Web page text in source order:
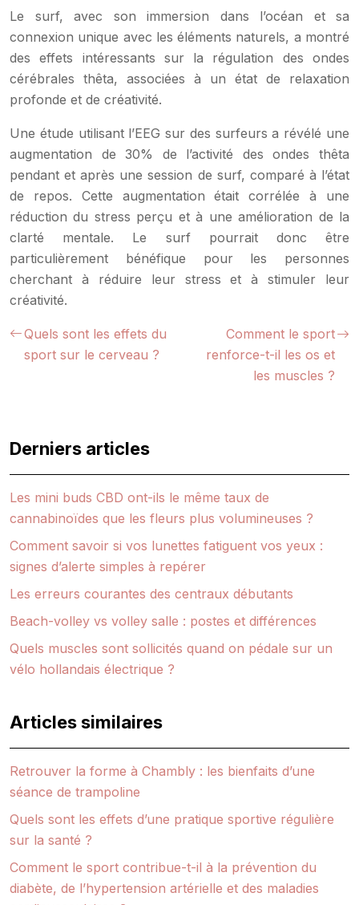
Le surf, avec son immersion dans l’océan et sa
connexion unique avec les éléments naturels, a montré
des effets intéressants sur la régulation des ondes
cérébrales thêta, associées à un état de relaxation
profonde et de créativité.
Une étude utilisant l’EEG sur des surfeurs a révélé une
augmentation de 30% de l’activité des ondes thêta
pendant et après une session de surf, comparé à l’état
de repos. Cette augmentation était corrélée à une
réduction du stress perçu et à une amélioration de la
clarté mentale. Le surf pourrait donc être
particulièrement bénéfique pour les personnes
cherchant à réduire leur stress et à stimuler leur
créativité.
Quels sont les effets du
sport sur le cerveau ?
Comment le sport
renforce-t-il les os et
les muscles ?
Derniers articles
Les mini buds CBD ont-ils le même taux de
cannabinoïdes que les fleurs plus volumineuses ?
Comment savoir si vos lunettes fatiguent vos yeux :
signes d’alerte simples à repérer
Les erreurs courantes des centraux débutants
Beach-volley vs volley salle : postes et différences
Quels muscles sont sollicités quand on pédale sur un
vélo hollandais électrique ?
Articles similaires
Retrouver la forme à Chambly : les bienfaits d’une
séance de trampoline
Quels sont les effets d’une pratique sportive régulière
sur la santé ?
Comment le sport contribue-t-il à la prévention du
diabète, de l’hypertension artérielle et des maladies